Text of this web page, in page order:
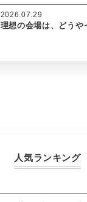
理想の会場は、どうや
2026.07.29
人気ランキング